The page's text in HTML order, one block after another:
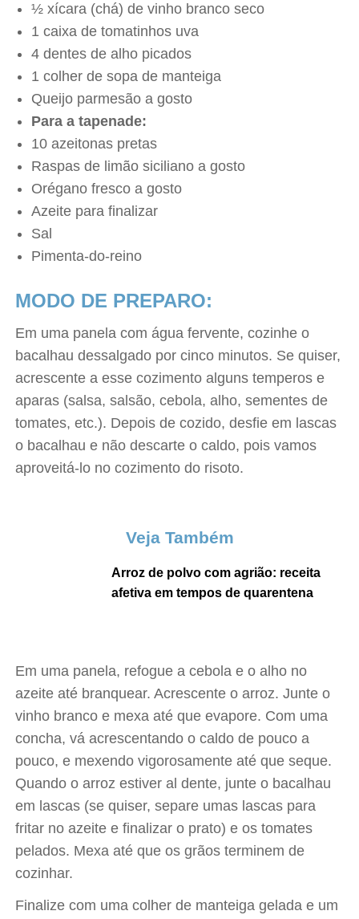
½ xícara (chá) de vinho branco seco
1 caixa de tomatinhos uva
4 dentes de alho picados
1 colher de sopa de manteiga
Queijo parmesão a gosto
Para a tapenade:
10 azeitonas pretas
Raspas de limão siciliano a gosto
Orégano fresco a gosto
Azeite para finalizar
Sal
Pimenta-do-reino
MODO DE PREPARO:
Em uma panela com água fervente, cozinhe o
bacalhau dessalgado por cinco minutos. Se quiser,
acrescente a esse cozimento alguns temperos e
aparas (salsa, salsão, cebola, alho, sementes de
tomates, etc.). Depois de cozido, desfie em lascas
o bacalhau e não descarte o caldo, pois vamos
aproveitá-lo no cozimento do risoto.
Veja Também
Arroz de polvo com agrião: receita
afetiva em tempos de quarentena
Em uma panela, refogue a cebola e o alho no
azeite até branquear. Acrescente o arroz. Junte o
vinho branco e mexa até que evapore. Com uma
concha, vá acrescentando o caldo de pouco a
pouco, e mexendo vigorosamente até que seque.
Quando o arroz estiver al dente, junte o bacalhau
em lascas (se quiser, separe umas lascas para
fritar no azeite e finalizar o prato) e os tomates
pelados. Mexa até que os grãos terminem de
cozinhar.
Finalize com uma colher de manteiga gelada e um